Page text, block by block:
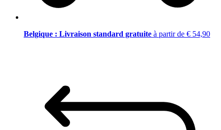
Belgique : Livraison standard gratuite à partir de € 54,90